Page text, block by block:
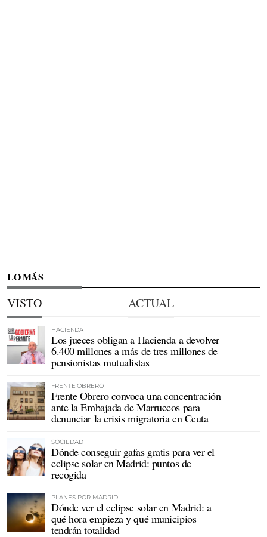
LO MÁS
VISTO ACTUAL
HACIENDA
Los jueces obligan a Hacienda a devolver
6.400 millones a más de tres millones de
pensionistas mutualistas
FRENTE OBRERO
Frente Obrero convoca una concentración
ante la Embajada de Marruecos para
denunciar la crisis migratoria en Ceuta
SOCIEDAD
Dónde conseguir gafas gratis para ver el
eclipse solar en Madrid: puntos de
recogida
PLANES POR MADRID
Dónde ver el eclipse solar en Madrid: a
qué hora empieza y qué municipios
tendrán totalidad